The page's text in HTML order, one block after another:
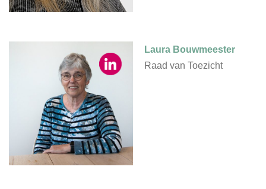
Laura Bouwmeester
Raad van Toezicht